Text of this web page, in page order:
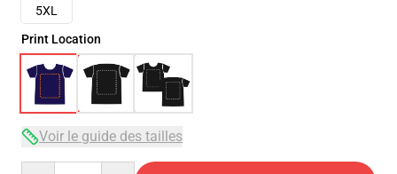
5XL
Print Location
Voir le guide des tailles